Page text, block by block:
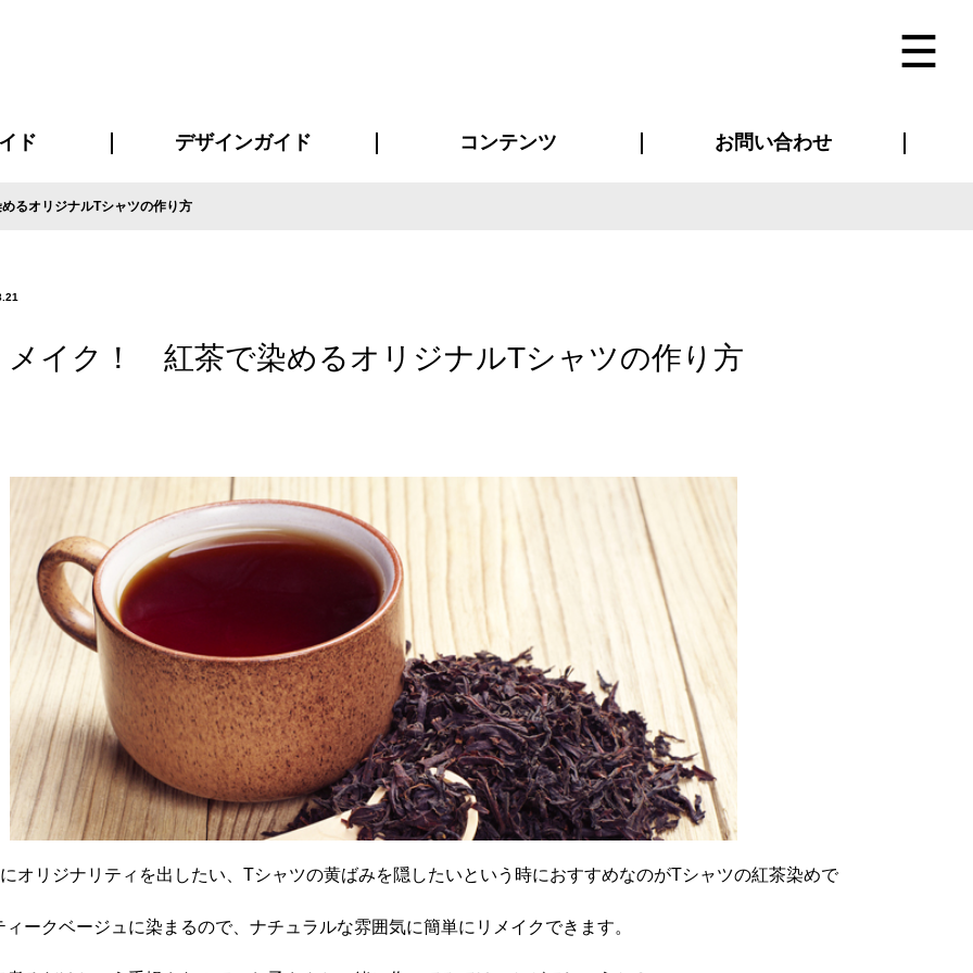
ド
ドへ
へ
ついて
ージ
について
ついて
問
デザインガイド
デザインガイド
デザイン入稿について
デザイン料について
デザインテンプレート集
デザインテンシュミレーター
書体一覧（フォント集）
プリント・加工方法
プリントサイズ
コンテンツ お問い合わせ
るオリジナルTシャツの作り方
メイク！ 紅茶で染めるオリジナルTシャツの作り方
オリジナリティを出したい、Tシャツの黄ばみを隠したいという時におすすめなのがTシャツの紅茶染めで
ークベージュに染まるので、ナチュラルな雰囲気に簡単にリメイクできます。